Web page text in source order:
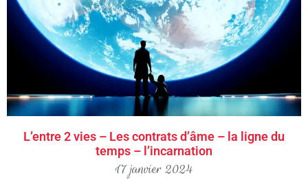
L’entre 2 vies – Les contrats d’âme – la ligne du
temps – l’incarnation
17 janvier 2024